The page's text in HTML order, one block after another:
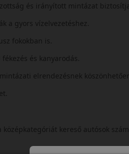
és irányított mintázat
a gyors vízelvezetéshez.
fokokban is.
és kanyarodás.
elrendezésnek
középkategóriát kereső autósok